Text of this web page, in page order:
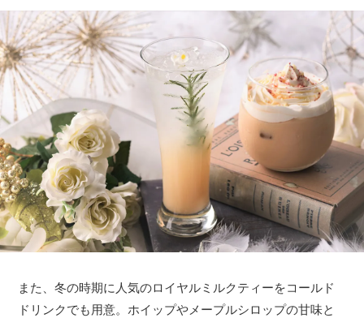
また、冬の時期に人気のロイヤルミルクティーをコールド
ドリンクでも用意。ホイップやメープルシロップの甘味と